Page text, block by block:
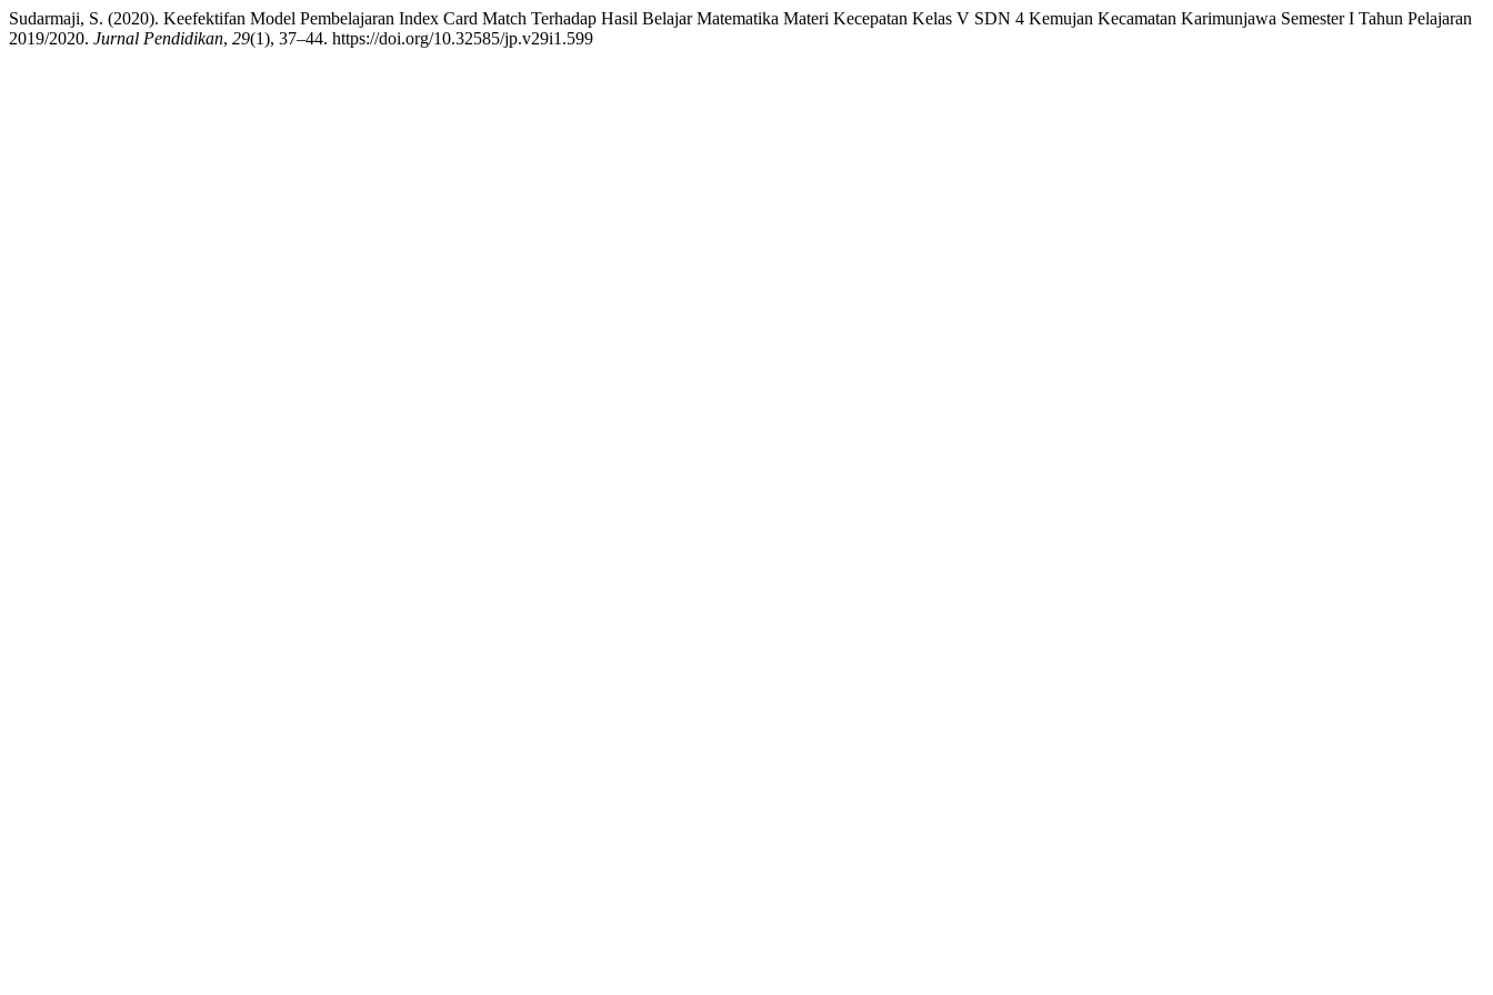
Sudarmaji, S. (2020). Keefektifan Model Pembelajaran Index Card Match Terhadap Hasil Belajar Matematika Materi Kecepatan Kelas V SDN 4 Kemujan Kecamatan Karimunjawa Semester I Tahun Pelajaran
2019/2020. Jurnal Pendidikan, 29(1), 37–44. https://doi.org/10.32585/jp.v29i1.599